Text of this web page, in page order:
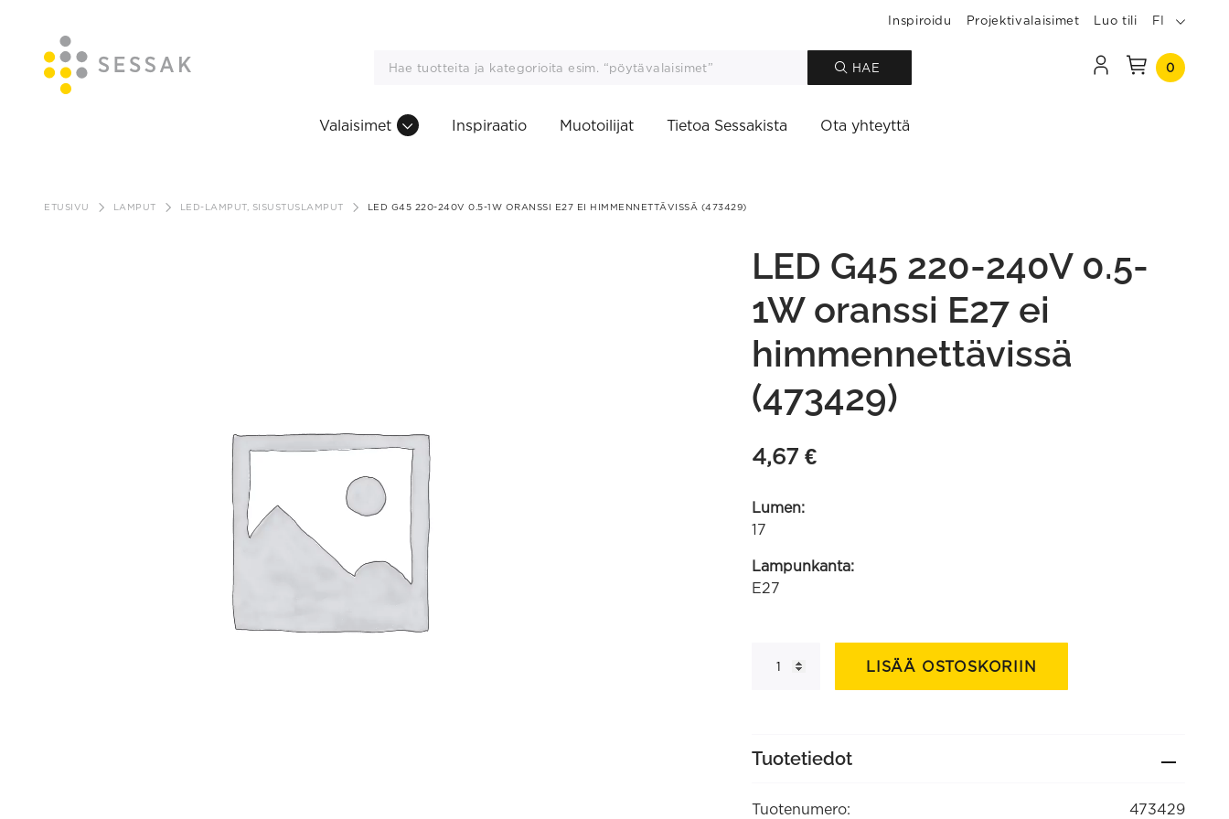
sisältöön
Inspiroidu Projektivalaisimet Luo tili FI
HAE 0
Valaisimet Inspiraatio Muotoilijat Tietoa Sessakista Ota yhteyttä
ETUSIVU LAMPUT LED-LAMPUT, SISUSTUSLAMPUT LED G45 220-240V 0.5-1W ORANSSI E27 EI HIMMENNETTÄVISSÄ (473429)
LED G45 220-240V 0.5-
1W oranssi E27 ei
himmennettävissä
(473429)
4,67 €
Lumen:
17
Lampunkanta:
E27
G45
LISÄÄ OSTOSKORIIN
Tuotetiedot
Tuotenumero: 473429